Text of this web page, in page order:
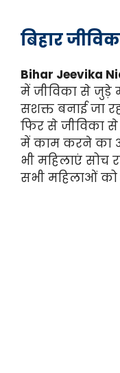
बिहार
Bihar Jeevika
में जीविका से जुड़े
सशक्त बनाई जा
फिर से जीविका
में काम करने का
भी महिलाएं
सभी महिलाओं को